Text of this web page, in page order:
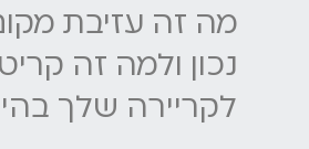
מה זה עזיבת
נכון ולמה זה
לקריירה שלך